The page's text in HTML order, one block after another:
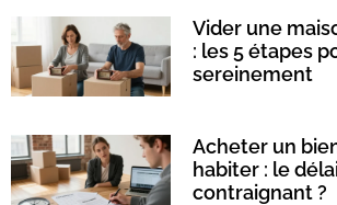
Vider une
: les 5 étapes
sereinement
Acheter un
habiter : le
contraignant ?